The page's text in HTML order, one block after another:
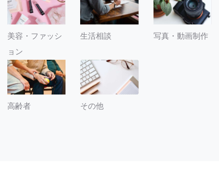
美容・ファッシ
ョン
生活相談 写真・動画制作
高齢者 その他